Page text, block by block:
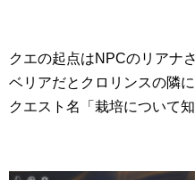
クエの起点はNPCのリアナさ
ベリアだとクロリンスの隣に
クエスト名「栽培について